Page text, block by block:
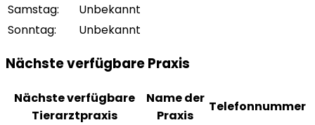
Samstag:
Unbekannt
Sonntag: Unbekannt
Nächste verfügbare Praxis
Nächste verfügbare
Tierarztpraxis
Name der
Praxis
Telefonnummer